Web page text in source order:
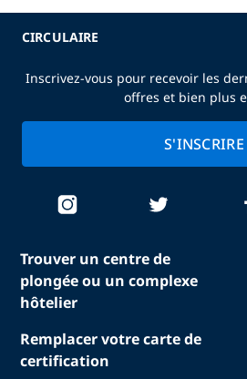
Trouver un centre de
plongée ou un complexe
hôtelier
Remplacer votre carte de
certification
CIRCULAIRE
Inscrivez-vous pour recevoir les
offres et bien plus
S'INSCRIRE